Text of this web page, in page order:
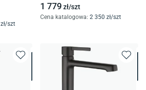
zł/szt
1 779zł/szt
Cena katalogowa: 2 350 zł/szt